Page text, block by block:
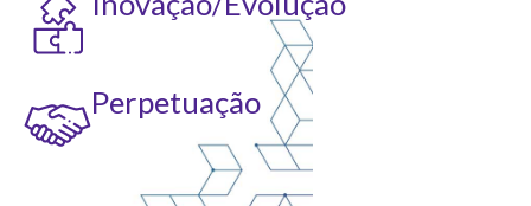
Perpetuação